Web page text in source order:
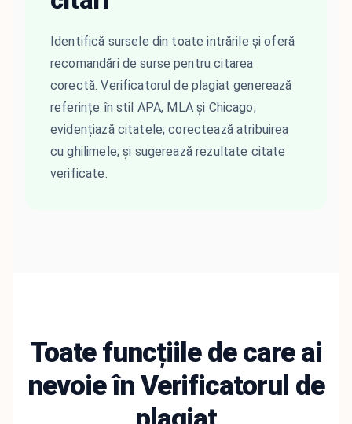
Identifică sursele din toate intrările și oferă
recomandări de surse pentru citarea
corectă. Verificatorul de plagiat generează
referințe în stil APA, MLA și Chicago;
evidențiază citatele; corectează atribuirea
cu ghilimele; și sugerează rezultate citate
verificate.
Toate funcțiile de care ai
nevoie în Verificatorul de